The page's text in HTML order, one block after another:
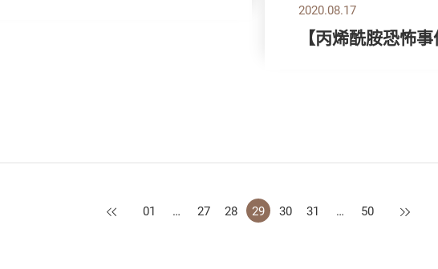
2020.08.17
【丙烯酰胺恐怖
上一頁
01 … 27 28 29 30 31 … 50 下一頁